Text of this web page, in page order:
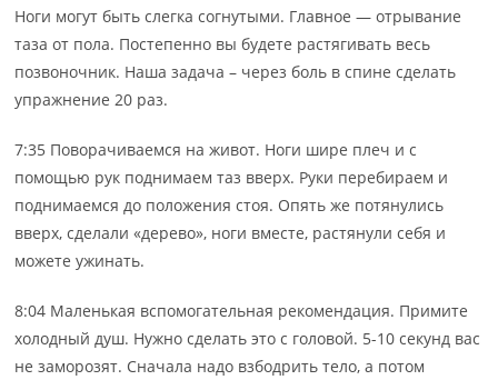
Ноги могут быть слегка согнутыми. Главное — отрывание
таза от пола. Постепенно вы будете растягивать весь
позвоночник. Наша задача – через боль в спине сделать
упражнение 20 раз.
7:35 Поворачиваемся на живот. Ноги шире плеч и с
помощью рук поднимаем таз вверх. Руки перебираем и
поднимаемся до положения стоя. Опять же потянулись
вверх, сделали «дерево», ноги вместе, растянули себя и
можете ужинать.
8:04 Маленькая вспомогательная рекомендация. Примите
холодный душ. Нужно сделать это с головой. 5-10 секунд вас
не заморозят. Сначала надо взбодрить тело, а потом